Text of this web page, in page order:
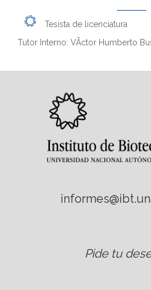
Tesista de licenciatura
Tutor Interno: VÃ­ctor Humberto
Pide tu